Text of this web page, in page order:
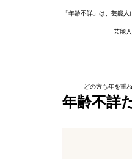
「年齢不詳」は、芸能
芸能
どの方も年を重
年齢不詳